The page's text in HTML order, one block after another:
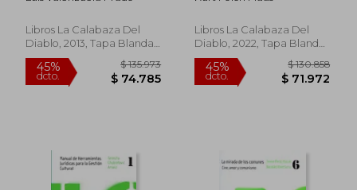
45%
dcto.
$ 130.858 45%
dcto.
Libros La Calabaza Del
Diablo, 2013, Tapa Blanda,
Nuevo
Libros La Calabaza Del
Diablo, 2022, Tapa Blanda,
Nuevo